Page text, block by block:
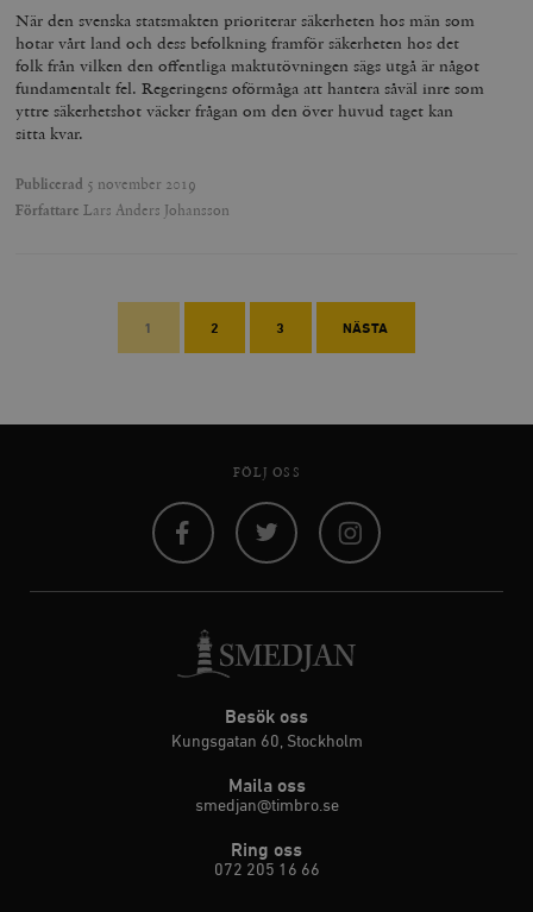
När den svenska statsmakten prioriterar säkerheten hos män som
hotar vårt land och dess befolkning framför säkerheten hos det
folk från vilken den offentliga maktutövningen sägs utgå är något
fundamentalt fel. Regeringens oförmåga att hantera såväl inre som
yttre säkerhetshot väcker frågan om den över huvud taget kan
sitta kvar.
Publicerad 5 november 2019
Författare Lars Anders Johansson
1 2 3 NÄSTA
FÖLJ OSS
Besök oss
Kungsgatan 60, Stockholm
Maila oss
smedjan@timbro.se
Ring oss
072 205 16 66